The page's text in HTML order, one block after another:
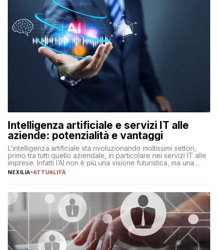
Intelligenza artificiale e servizi IT alle
aziende: potenzialità e vantaggi
L’intelligenza artificiale sta rivoluzionando moltissimi settori,
primo tra tutti quello aziendale, in particolare nei servizi IT alle
imprese. Infatti l’AI non è più una visione futuristica, ma una
realtà operativa che sta portando a un cambio significativo in
operazioni, bensì comporta […]
NEXILIA-ATTUALITÀ